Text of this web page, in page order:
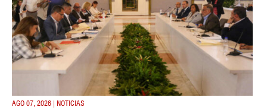
AGO 07, 2026 | NOTICIAS